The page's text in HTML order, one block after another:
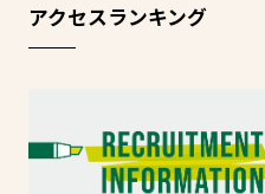
アクセスランキング